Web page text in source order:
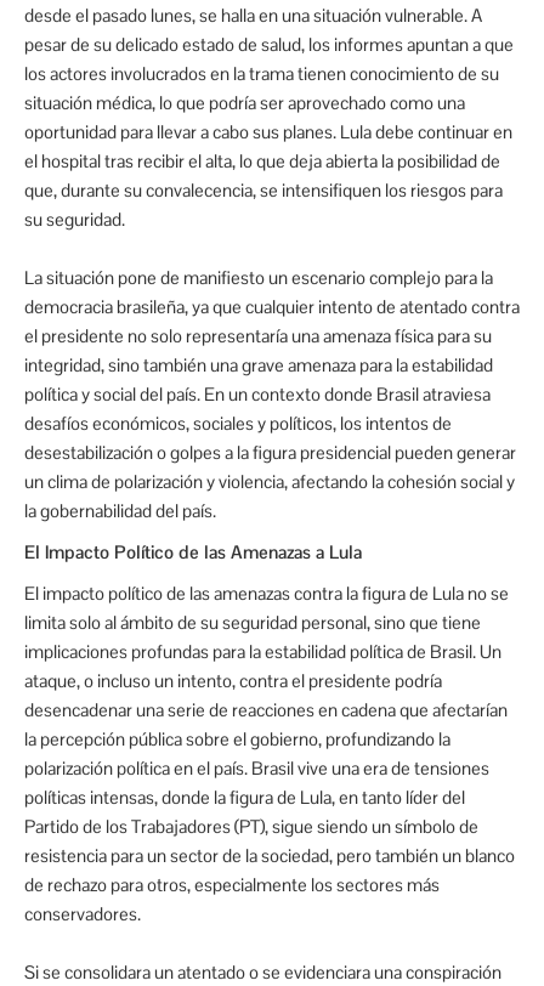
desde el pasado lunes, se halla en una situación vulnerable. A
pesar de su delicado estado de salud, los informes apuntan a que
los actores involucrados en la trama tienen conocimiento de su
situación médica, lo que podría ser aprovechado como una
oportunidad para llevar a cabo sus planes. Lula debe continuar en
el hospital tras recibir el alta, lo que deja abierta la posibilidad de
que, durante su convalecencia, se intensifiquen los riesgos para
su seguridad.
La situación pone de manifiesto un escenario complejo para la
democracia brasileña, ya que cualquier intento de atentado contra
el presidente no solo representaría una amenaza física para su
integridad, sino también una grave amenaza para la estabilidad
política y social del país. En un contexto donde Brasil atraviesa
desafíos económicos, sociales y políticos, los intentos de
desestabilización o golpes a la figura presidencial pueden generar
un clima de polarización y violencia, afectando la cohesión social y
la gobernabilidad del país.
El Impacto Político de las Amenazas a Lula
El impacto político de las amenazas contra la figura de Lula no se
limita solo al ámbito de su seguridad personal, sino que tiene
implicaciones profundas para la estabilidad política de Brasil. Un
ataque, o incluso un intento, contra el presidente podría
desencadenar una serie de reacciones en cadena que afectarían
la percepción pública sobre el gobierno, profundizando la
polarización política en el país. Brasil vive una era de tensiones
políticas intensas, donde la figura de Lula, en tanto líder del
Partido de los Trabajadores (PT), sigue siendo un símbolo de
resistencia para un sector de la sociedad, pero también un blanco
de rechazo para otros, especialmente los sectores más
conservadores.
Si se consolidara un atentado o se evidenciara una conspiración